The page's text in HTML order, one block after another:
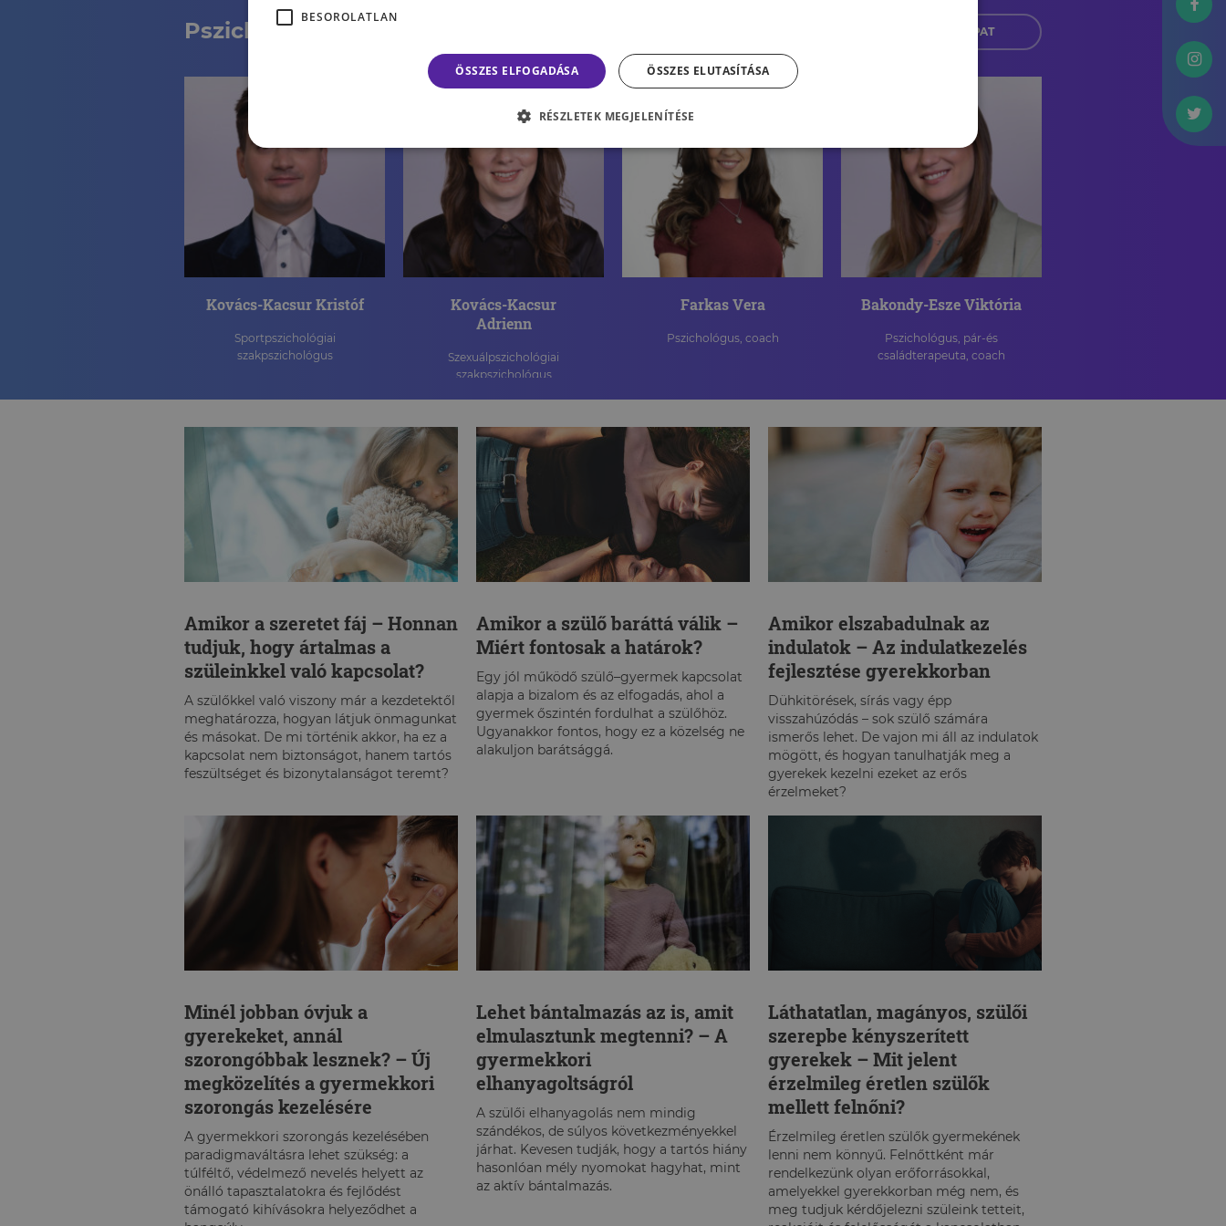
Pszichológusaink CSAPAT
Kovács-Kacsur Kristóf
Sportpszichológiai
szakpszichológus
ESPORT
STRESSZKEZELÉS
Kovács-Kacsur
Adrienn
Szexuálpszichológiai
szakpszichológus
SZEXUALITÁS
STRESSZKEZELÉS
Farkas Vera
Pszichológus, coach
EGZISZTENCIÁLIS SZORONGÁS
Bakondy-Esze Viktória
Pszichológus, pár-és
családterapeuta, coach
PÁLYAORIENTÁCIÓ
MEGKÜZDÉS
PÁRKAPCSOLAT
Amikor a szeretet fáj – Honnan
tudjuk, hogy ártalmas a
szüleinkkel való kapcsolat?
A szülőkkel való viszony már a kezdetektől
meghatározza, hogyan látjuk önmagunkat
és másokat. De mi történik akkor, ha ez a
kapcsolat nem biztonságot, hanem tartós
feszültséget és bizonytalanságot teremt?
Amikor a szülő baráttá válik –
Miért fontosak a határok?
Egy jól működő szülő–gyermek kapcsolat
alapja a bizalom és az elfogadás, ahol a
gyermek őszintén fordulhat a szülőhöz.
Ugyanakkor fontos, hogy ez a közelség ne
alakuljon barátsággá.
Amikor elszabadulnak az
indulatok – Az indulatkezelés
fejlesztése gyerekkorban
Dühkitörések, sírás vagy épp
visszahúzódás – sok szülő számára
ismerős lehet. De vajon mi áll az indulatok
mögött, és hogyan tanulhatják meg a
gyerekek kezelni ezeket az erős
érzelmeket?
Minél jobban óvjuk a
gyerekeket, annál
szorongóbbak lesznek? – Új
megközelítés a gyermekkori
szorongás kezelésére
A gyermekkori szorongás kezelésében
paradigmaváltásra lehet szükség: a
túlféltő, védelmező nevelés helyett az
önálló tapasztalatokra és fejlődést
támogató kihívásokra helyeződhet a
Lehet bántalmazás az is, amit
elmulasztunk megtenni? – A
gyermekkori
elhanyagoltságról
A szülői elhanyagolás nem mindig
szándékos, de súlyos következményekkel
járhat. Kevesen tudják, hogy a tartós hiány
hasonlóan mély nyomokat hagyhat, mint
az aktív bántalmazás.
Láthatatlan, magányos, szülői
szerepbe kényszerített
gyerekek – Mit jelent
érzelmileg éretlen szülők
mellett felnőni?
Érzelmileg éretlen szülők gyermekének
lenni nem könnyű. Felnőttként már
rendelkezünk olyan erőforrásokkal,
amelyekkel gyerekkorban még nem, és
meg tudjuk kérdőjelezni szüleink tetteit,
BESOROLATLAN
ÖSSZES ELFOGADÁSA ÖSSZES ELUTASÍTÁSA
RÉSZLETEK MEGJELENÍTÉSE